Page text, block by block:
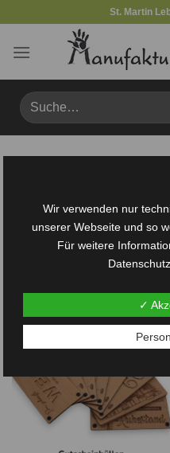
springen
St. Martin
Suche
nach:
Auf die
Wunschliste
Wir verwenden nur
unserer Webseite und so
Für weitere
✓